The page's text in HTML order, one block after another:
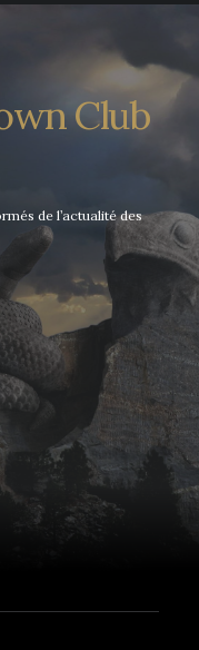
Club
de l’actualité des